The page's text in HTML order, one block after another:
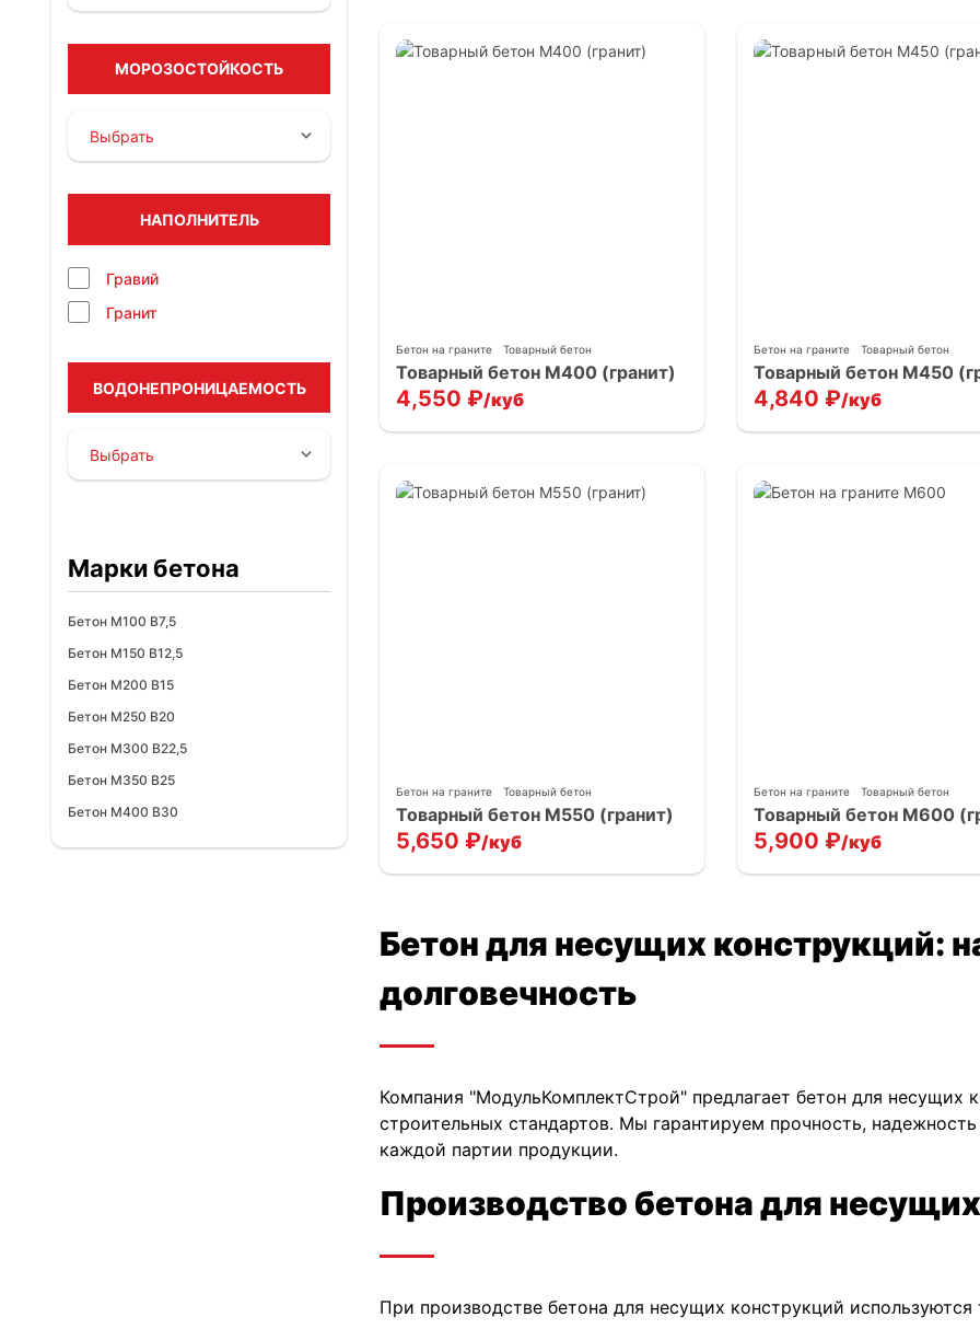
Бетон на граните Товарный бетон
Товарный бетон М400 (гранит)
4,550 ₽/куб
Бетон на граните Товарный бетон
Товарный бетон М450
4,840 ₽/куб
Бетон на граните Товарный бетон
Товарный бетон М550 (гранит)
5,650 ₽/куб
Бетон на граните Товарный бетон
Товарный бетон М600
5,900 ₽/куб
Бетон для несущих конструкций:
долговечность
Компания "МодульКомплектСтрой" предлагает бетон для несущих
строительных стандартов. Мы гарантируем прочность,
каждой партии продукции.
Производство бетона для
При производстве бетона для несущих конструкций
МОРОЗОСТОЙКОСТЬ
НАПОЛНИТЕЛЬ
Гравий
Гранит
ВОДОНЕПРОНИЦАЕМОСТЬ
Марки бетона
Бетон М100 В7,5
Бетон М150 В12,5
Бетон М200 В15
Бетон М250 В20
Бетон М300 В22,5
Бетон М350 В25
Бетон М400 В30